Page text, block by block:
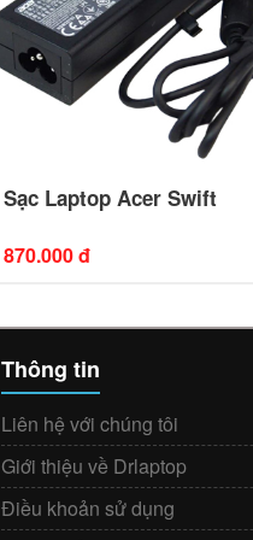
Sạc Laptop Acer Swift
870.000 đ
Thông tin
Liên hệ với chúng tôi
Giới thiệu về Drlaptop
Điều khoản sử dụng